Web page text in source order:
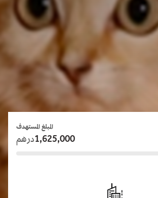
المبلغ المستهدف
درهم1,625,000